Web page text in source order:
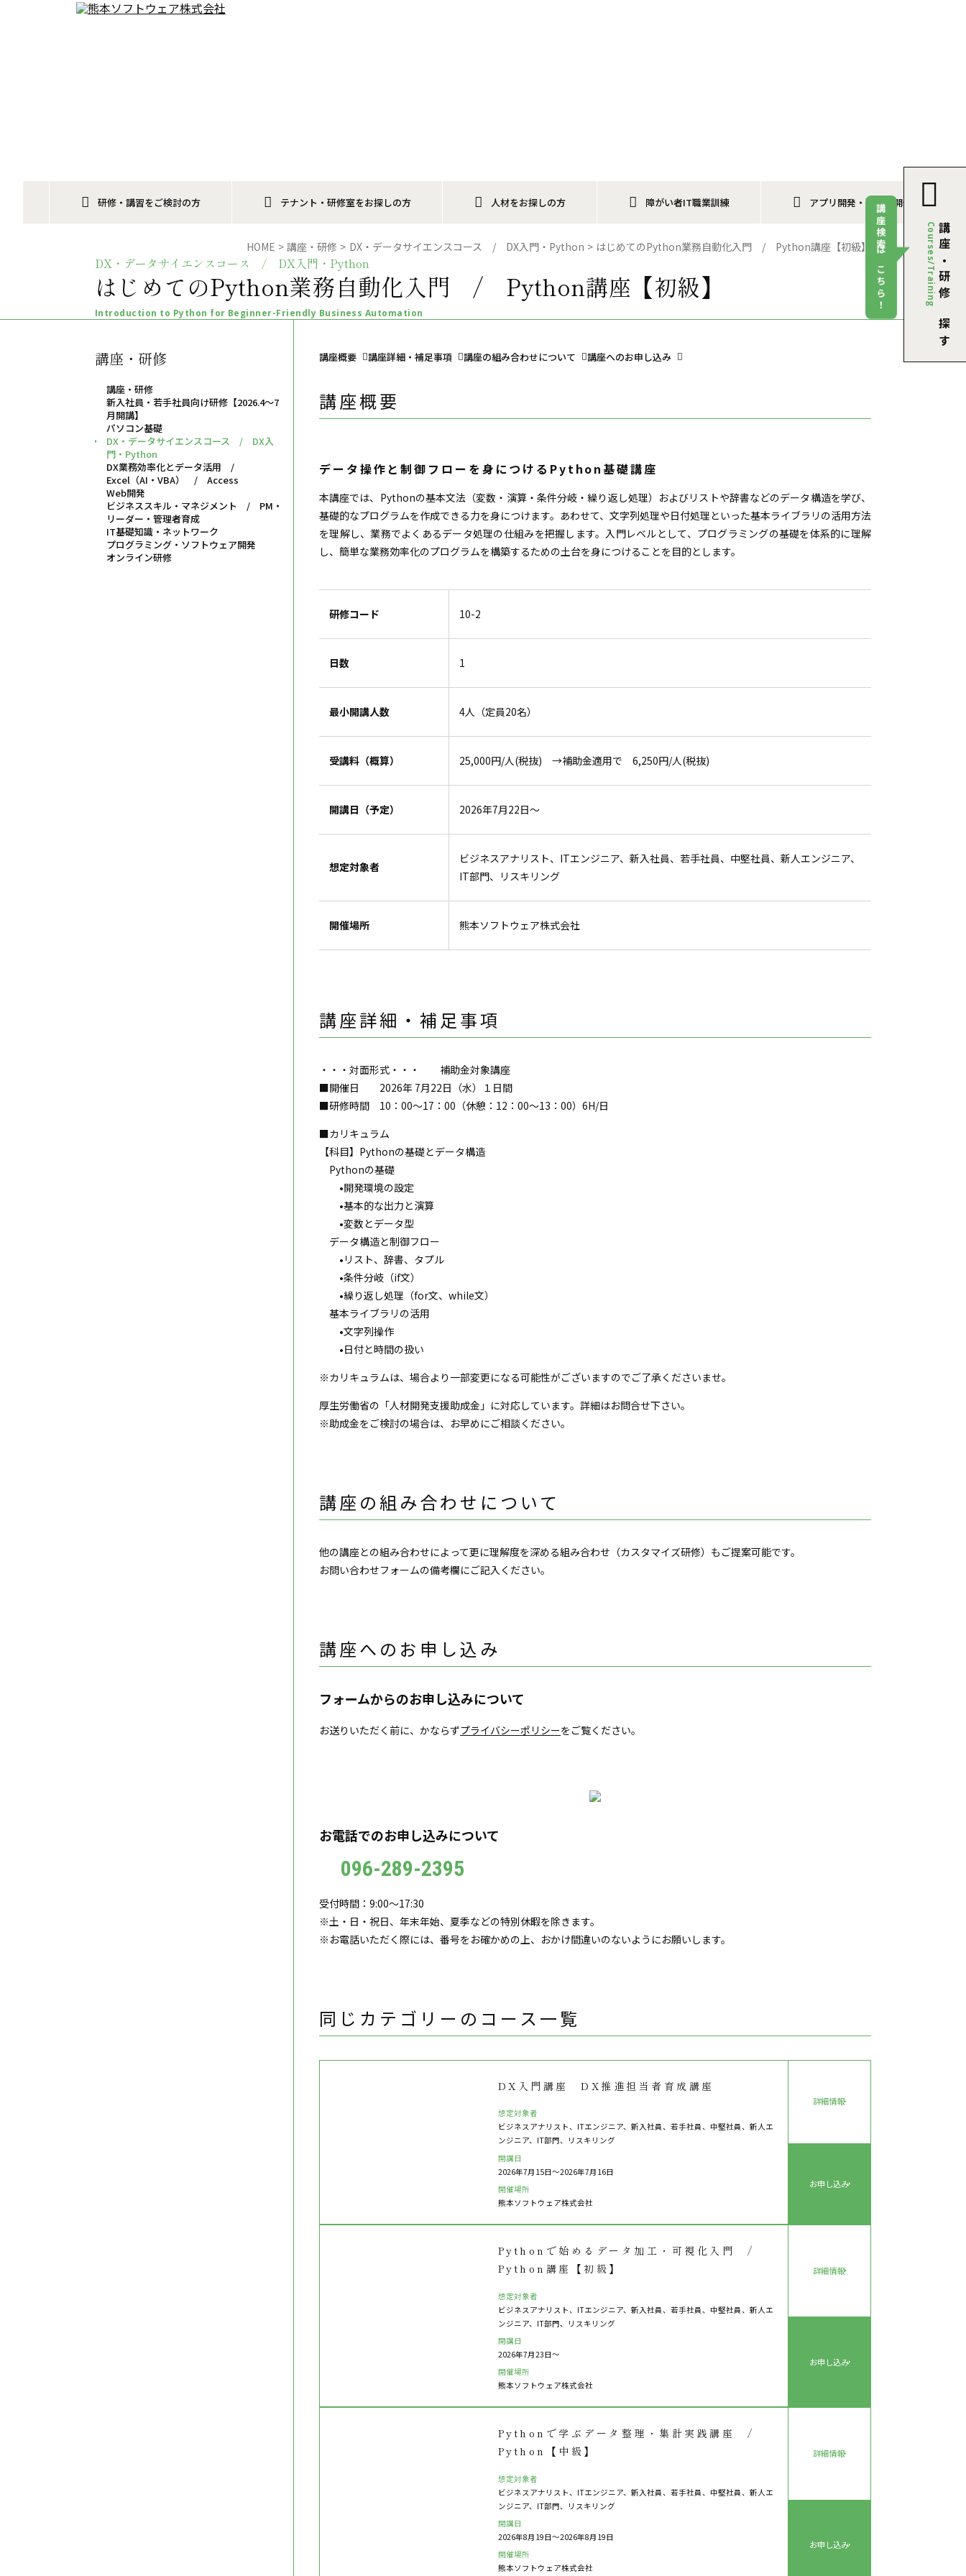
メインコンテンツへスキップ
研修・講習をご検討の方 テナント・研修室をお探しの方 人材をお探しの方 障がい者IT職業訓練 アプリ開発・運用／開発斡旋
HOME 講座・研修 DX・データサイエンスコース / DX入門・Python はじめてのPython業務自動化入門 / Python講座【初級】
DX・データサイエンスコース / DX入門・Python
はじめてのPython業務自動化入門 / Python講座【初級】
Introduction to Python for Beginner-Friendly Business Automation
講座概要 講座詳細・補足事項 講座の組み合わせについて 講座へのお申し込み
講座概要
データ操作と制御フローを身につけるPython基礎講座
本講座では、Pythonの基本文法（変数・演算・条件分岐・繰り返し処理）およびリストや辞書などのデータ構造を学び、
基礎的なプログラムを作成できる力を身につけます。あわせて、文字列処理や日付処理といった基本ライブラリの活用方法
を理解し、業務でよくあるデータ処理の仕組みを把握します。入門レベルとして、プログラミングの基礎を体系的に理解
し、簡単な業務効率化のプログラムを構築するための土台を身につけることを目的とします。
研修コード 10-2
日数 1
最小開講人数 4人（定員20名）
受講料（概算） 25,000円/人(税抜) →補助金適用で 6,250円/人(税抜)
開講日（予定） 2026年7月22日〜
想定対象者
ビジネスアナリスト、ITエンジニア、新入社員、若手社員、中堅社員、新人エンジニア、
IT部門、リスキリング
開催場所 熊本ソフトウェア株式会社
講座詳細・補足事項
・・・対面形式・・・ 補助金対象講座
■開催日 2026年 7月22日（水）１日間
■研修時間 10：00～17：00（休憩：12：00～13：00）6H/日
■カリキュラム
【科目】Pythonの基礎とデータ構造
Pythonの基礎
•開発環境の設定
•基本的な出力と演算
•変数とデータ型
データ構造と制御フロー
•リスト、辞書、タプル
•条件分岐（if文）
•繰り返し処理（for文、while文）
基本ライブラリの活用
•文字列操作
•日付と時間の扱い
※カリキュラムは、場合より一部変更になる可能性がございますのでご了承くださいませ。
厚生労働省の「人材開発支援助成金」に対応しています。詳細はお問合せ下さい。
※助成金をご検討の場合は、お早めにご相談ください。
講座の組み合わせについて
他の講座との組み合わせによって更に理解度を深める組み合わせ（カスタマイズ研修）もご提案可能です。
お問い合わせフォームの備考欄にご記入ください。
講座へのお申し込み
フォームからのお申し込みについて
お送りいただく前に、かならずプライバシーポリシーをご覧ください。
お電話でのお申し込みについて
096-289-2395
受付時間：9:00～17:30
※土・日・祝日、年末年始、夏季などの特別休暇を除きます。
※お電話いただく際には、番号をお確かめの上、おかけ間違いのないようにお願いします。
同じカテゴリーのコース一覧
DX入門講座 DX推進担当者育成講座
想定対象者
ビジネスアナリスト、ITエンジニア、新入社員、若手社員、中堅社員、新人エ
ンジニア、IT部門、リスキリング
開講日
2026年7月15日〜2026年7月16日
開催場所
熊本ソフトウェア株式会社
詳細情報
お申し込み
Pythonで始めるデータ加工・可視化入門 /
Python講座【初級】
想定対象者
ビジネスアナリスト、ITエンジニア、新入社員、若手社員、中堅社員、新人エ
ンジニア、IT部門、リスキリング
開講日
2026年7月23日〜
開催場所
熊本ソフトウェア株式会社
詳細情報
お申し込み
Pythonで学ぶデータ整理・集計実践講座 /
Python【中級】
想定対象者
ビジネスアナリスト、ITエンジニア、新入社員、若手社員、中堅社員、新人エ
ンジニア、IT部門、リスキリング
開講日
2026年8月19日〜2026年8月19日
開催場所
熊本ソフトウェア株式会社
詳細情報
お申し込み
講座・研修
講座・研修
新入社員・若手社員向け研修【2026.4～7
月開講】
パソコン基礎
DX・データサイエンスコース / DX入
門・Python
DX業務効率化とデータ活用 /
Excel（AI・VBA） / Access
Web開発
ビジネススキル・マネジメント / PM・
リーダー・管理者育成
IT基礎知識・ネットワーク
プログラミング・ソフトウェア開発
オンライン研修
講座検索はこちら！ 講座・研修を探す
Courses/Training